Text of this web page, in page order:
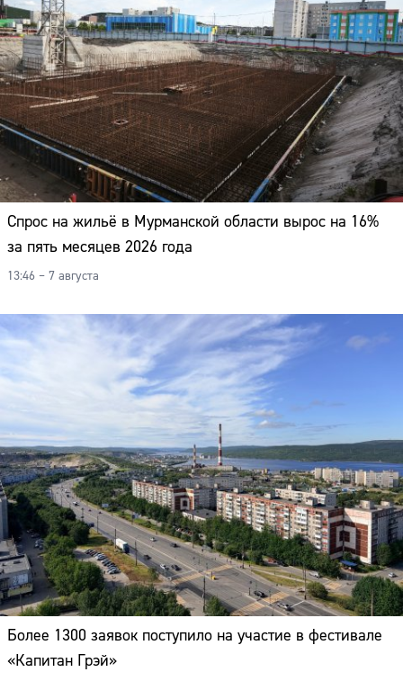
Спрос на жильё в Мурманской области вырос на 16%
за пять месяцев 2026 года
13:46 – 7 августа
Более 1300 заявок поступило на участие в фестивале
«Капитан Грэй»
Адрес:
Телефон: